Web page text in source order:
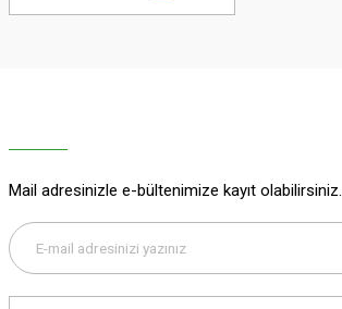
Mail adresinizle e-bültenimize kayıt olabilirsiniz.